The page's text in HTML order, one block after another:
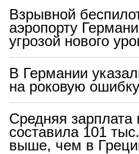
Взрывной
аэропорту
угрозой нового
В Германии
на роковую ошибку
Средняя зарплата
составила 101
выше, чем в